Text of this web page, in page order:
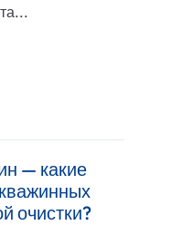
— какие
очистки?